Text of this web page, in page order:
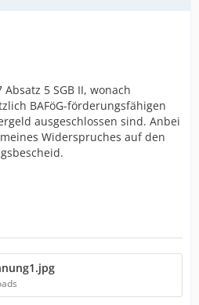
5 SGB II, wonach
BAFöG-förderungsfähigen
ausgeschlossen sind. Anbei
Widerspruches auf den